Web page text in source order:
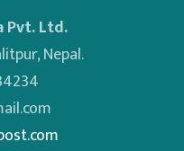
Pvt. Ltd.
Nepal.